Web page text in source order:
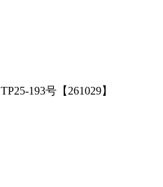
193号【261029】